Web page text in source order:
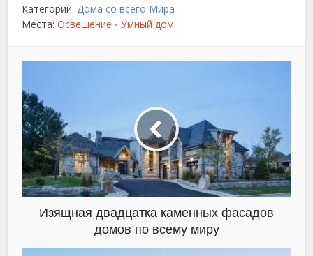
Категории:Дома со всего Мира
Места:Освещение • Умный дом
Изящная двадцатка каменных фасадов
домов по всему миру